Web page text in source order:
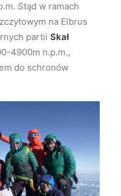
Stąd w ramach
na Elbrus
partii Skał
4900m n.p.m.,
do schronów